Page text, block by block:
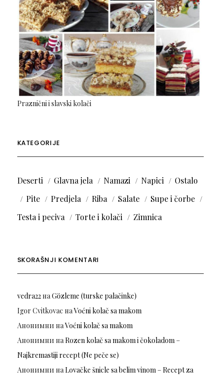
Praznični i slavski kolači
KATEGORIJE
Deserti Glavna jela Namazi Napici
Ostalo
Pite
Predjela Riba Salate
Supe i čorbe
Testa i peciva
Torte i kolači Zimnica
SKORAŠNJI KOMENTARI
vedra22на Gözleme (turske palačinke)
Igor Cvitkovac наVoćni kolač sa makom
Анонимни наVoćni kolač sa makom
Анонимни на Rozen kolač sa makom i čokoladom –
Najkremastiji recept (Ne peče se)
Анонимни на Lovačke šnicle sa belim vinom – Recept za